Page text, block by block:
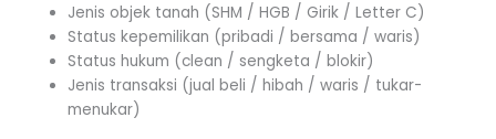
Jenis objek tanah (SHM / HGB / Girik / Letter C)
Status kepemilikan (pribadi / bersama / waris)
Status hukum (clean / sengketa / blokir)
Jenis transaksi (jual beli / hibah / waris / tukar-
menukar)